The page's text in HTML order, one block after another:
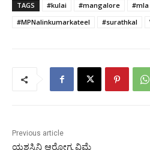
TAGS #kulai #mangalore
#MPNalinkumarkateel
#surathkal
Previous article
ಯಶಸ್ವಿನಿ ಆರೋಗ್ಯ ವಿಮೆ